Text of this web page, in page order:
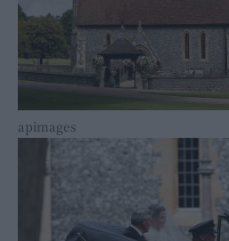
apimages